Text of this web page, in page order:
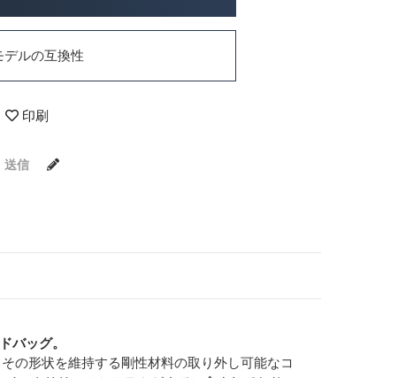
ルの互換性
印刷
送信
バッグ。
の形状を維持する剛性材料の取り外し可能なコ